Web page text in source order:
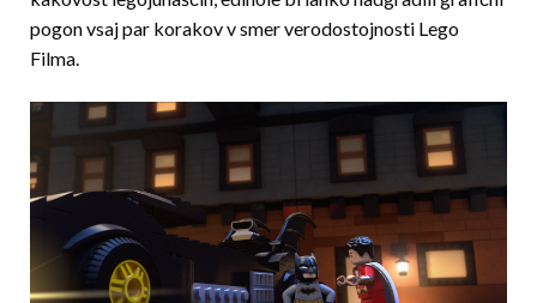
pogon vsaj par korakov v smer verodostojnosti Lego
Filma.